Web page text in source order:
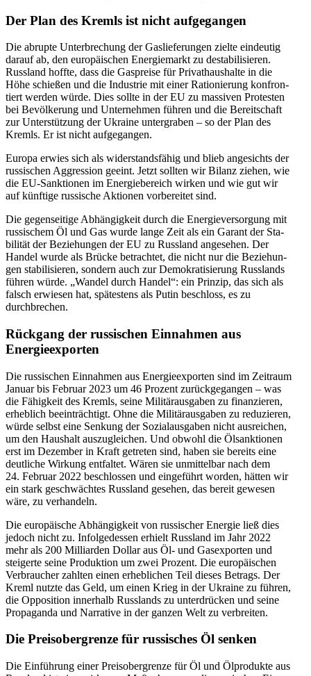
Der Plan des Kremls ist nicht aufgegangen
Die abrupte Unter­bre­chung der Gas­lie­fe­run­gen zielte ein­deu­tig
darauf ab, den euro­päi­schen Ener­gie­markt zu desta­bi­li­sie­ren.
Russ­land hoffte, dass die Gas­preise für Pri­vat­haus­halte in die
Höhe schie­ßen und die Indus­trie mit einer Ratio­nie­rung kon­fron­
tiert werden würde. Dies sollte in der EU zu mas­si­ven Pro­tes­ten
bei Bevöl­ke­rung und Unter­neh­men führen und die Bereit­schaft
zur Unter­stüt­zung der Ukraine unter­gra­ben – so der Plan des
Kremls. Er ist nicht aufgegangen.
Europa erwies sich als wider­stands­fä­hig und blieb ange­sichts der
rus­si­schen Aggres­sion geeint. Jetzt sollten wir Bilanz ziehen, wie
die EU-Sank­tio­nen im Ener­gie­be­reich wirken und wie gut wir
auf künf­tige rus­si­sche Aktio­nen vor­be­rei­tet sind.
Die gegen­sei­tige Abhän­gig­keit durch die Ener­gie­ver­sor­gung mit
rus­si­schem Öl und Gas wurde lange Zeit als ein Garant der Sta­
bi­li­tät der Bezie­hun­gen der EU zu Russ­land ange­se­hen. Der
Handel wurde als Brücke betrach­tet, die nicht nur die Bezie­hun­
gen sta­bi­li­sie­ren, sondern auch zur Demo­kra­ti­sie­rung Russ­lands
führen würde. „Wandel durch Handel“: ein Prinzip, das sich als
falsch erwie­sen hat, spä­tes­tens als Putin beschloss, es zu
durchbrechen.
Rück­gang der rus­si­schen Ein­nah­men aus
Energieexporten
Die rus­si­schen Ein­nah­men aus Ener­gie­ex­por­ten sind im Zeit­raum
Januar bis Februar 2023 um 46 Prozent zurück­ge­gan­gen – was
die Fähig­keit des Kremls, seine Mili­tär­aus­ga­ben zu finan­zie­ren,
erheb­lich beein­träch­tigt. Ohne die Mili­tär­aus­ga­ben zu redu­zie­ren,
würde selbst eine Senkung der Sozi­al­aus­ga­ben nicht aus­rei­chen,
um den Haus­halt aus­zu­glei­chen. Und obwohl die Öls­ank­tio­nen
erst im Dezem­ber in Kraft getre­ten sind, haben sie bereits eine
deut­li­che Wirkung ent­fal­tet. Wären sie unmit­tel­bar nach dem
24. Februar 2022 beschlos­sen und ein­ge­führt worden, hätten wir
ein stark geschwäch­tes Russ­land gesehen, das bereit gewesen
wäre, zu verhandeln.
Die euro­päi­sche Abhän­gig­keit von rus­si­scher Energie ließ dies
jedoch nicht zu. Infol­ge­des­sen erhielt Russ­land im Jahr 2022
mehr als 200 Mil­li­ar­den Dollar aus Öl- und Gas­ex­por­ten und
stei­gerte seine Pro­duk­tion um zwei Prozent. Die euro­päi­schen
Ver­brau­cher zahlten einen erheb­li­chen Teil dieses Betrags. Der
Kreml nutzte das Geld, um einen Krieg in der Ukraine zu führen,
die Oppo­si­tion inner­halb Russ­lands zu unter­drü­cken und seine
Pro­pa­ganda und Nar­ra­tive in der ganzen Welt zu verbreiten.
Die Preis­ober­grenze für rus­si­sches Öl senken
Die Ein­füh­rung einer Preis­ober­grenze für Öl und Ölpro­dukte aus